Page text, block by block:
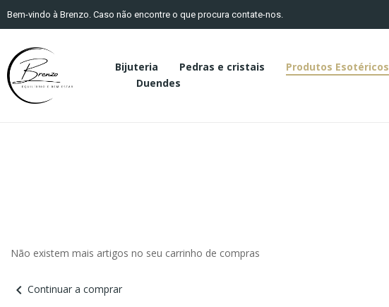
Bem-vindo à Brenzo. Caso não encontre o que procura contate-nos.
Bijuteria Pedras e cristais Produtos Esotéricos
Duendes
Não existem mais artigos no seu carrinho de compras
chevron_left Continuar a comprar